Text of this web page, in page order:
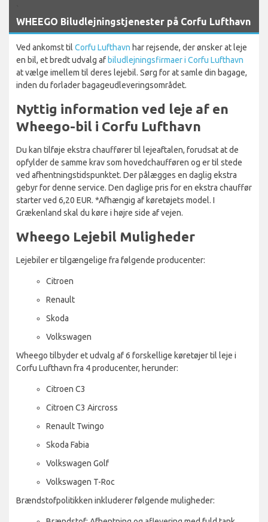
WHEEGO Biludlejningstjenester på Corfu Lufthavn
Ved ankomst til Corfu Lufthavn har rejsende, der ønsker at leje
en bil, et bredt udvalg afbiludlejningsfirmaer i Corfu Lufthavn
at vælge imellem til deres lejebil. Sørg for at samle din bagage,
inden du forlader bagageudleveringsområdet.
Nyttig information ved leje af en
Wheego-bil i Corfu Lufthavn
Du kan tilføje ekstra chauffører til lejeaftalen, forudsat at de
opfylder de samme krav som hovedchaufføren og er til stede
ved afhentningstidspunktet. Der pålægges en daglig ekstra
gebyr for denne service. Den daglige pris for en ekstra chauffør
starter ved 6,20 EUR. *Afhængig af køretøjets model. I
Grækenland skal du køre i højre side af vejen.
Wheego Lejebil Muligheder
Lejebiler er tilgængelige fra følgende producenter:
Citroen
Renault
Skoda
Volkswagen
Wheego tilbyder et udvalg af 6 forskellige køretøjer til leje i
Corfu Lufthavn fra 4 producenter, herunder:
Citroen C3
Citroen C3 Aircross
Renault Twingo
Skoda Fabia
Volkswagen Golf
Volkswagen T-Roc
Brændstofpolitikken inkluderer følgende muligheder: